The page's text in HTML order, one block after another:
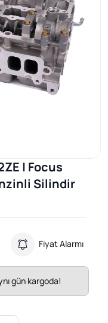
| Focus
Silindir
Fiyat Alarmı
gün kargoda!